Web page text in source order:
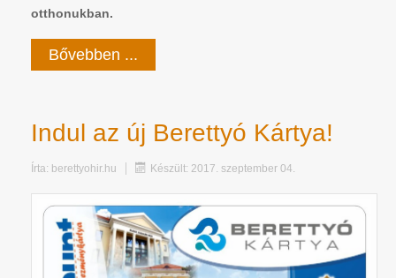
otthonukban.
Bővebben ...
Indul az új Berettyó Kártya!
Írta: berettyohir.hu Készült: 2017. szeptember 04.